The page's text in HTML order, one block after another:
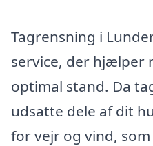
Tagrensning i
service, der hjælper
optimal stand. Da
udsatte dele af dit
for vejr og vind,